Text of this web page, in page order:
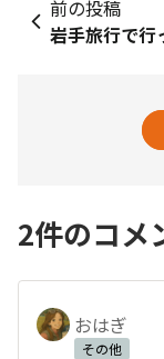
前の投稿
2件のコメ
おはぎ
その他